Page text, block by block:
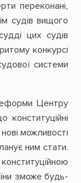
переконані,
судів вищого
цих судів
конкурсі
системи
Центру
конституційні
можливості
ним стати.
зможе будь-